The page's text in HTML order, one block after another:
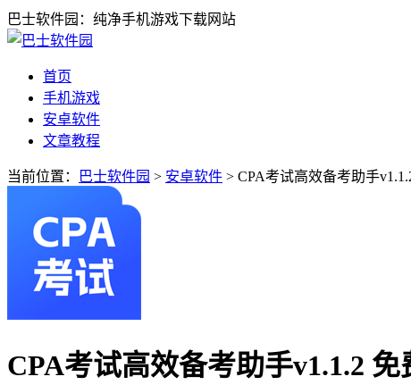
巴士软件园：纯净手机游戏下载网站
首页
手机游戏
安卓软件
文章教程
当前位置： 巴士软件园 > 安卓软件 > CPA考试高效备考助手
CPA考试高效备考助手v1.1.2 免